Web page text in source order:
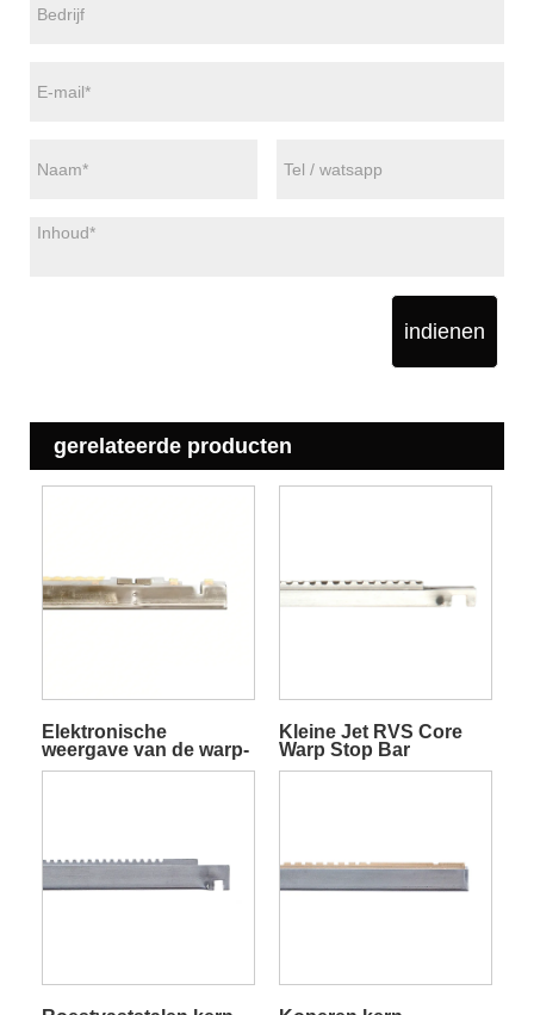
indienen
gerelateerde producten
Elektronische
weergave van de warp-
stopbalk
Kleine Jet RVS Core
Warp Stop Bar